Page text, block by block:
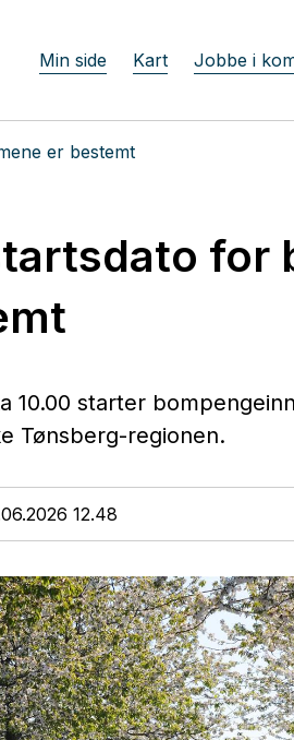
Min side Kart Jobbe i
er bestemt
for
10.00 starter
Tønsberg-regionen.
12.48